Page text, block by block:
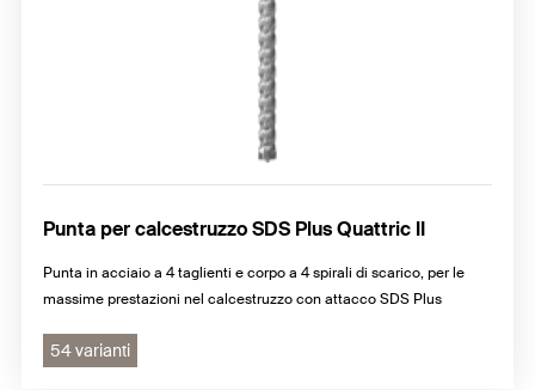
Punta per calcestruzzo SDS Plus Quattric II
Punta in acciaio a 4 taglienti e corpo a 4 spirali di scarico, per le
massime prestazioni nel calcestruzzo con attacco SDS Plus
54 varianti